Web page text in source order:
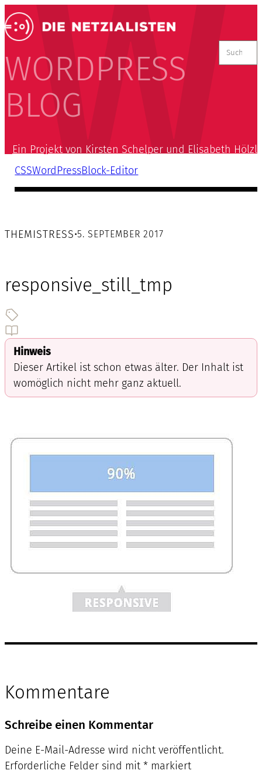
WORDPRESS
BLOG
nach:
Ein Projekt von Kirsten Schelper und Elisabeth Hölzl
CSSWordPressBlock-Editor
THEMISTRESS•5. SEPTEMBER 2017
responsive_still_tmp
Hinweis
Dieser Artikel ist schon etwas älter. Der Inhalt ist
womöglich nicht mehr ganz aktuell.
Kommentare
Schreibe einen Kommentar
Deine E-Mail-Adresse wird nicht veröffentlicht.
Erforderliche Felder sind mit * markiert